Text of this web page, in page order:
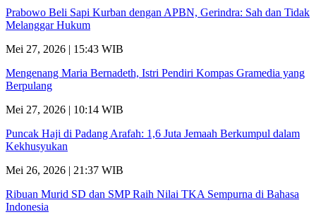
Prabowo Beli Sapi Kurban dengan APBN, Gerindra: Sah dan Tidak
Melanggar Hukum
Mei 27, 2026 | 15:43 WIB
Mengenang Maria Bernadeth, Istri Pendiri Kompas Gramedia yang
Berpulang
Mei 27, 2026 | 10:14 WIB
Puncak Haji di Padang Arafah: 1,6 Juta Jemaah Berkumpul dalam
Kekhusyukan
Mei 26, 2026 | 21:37 WIB
Ribuan Murid SD dan SMP Raih Nilai TKA Sempurna di Bahasa
Indonesia